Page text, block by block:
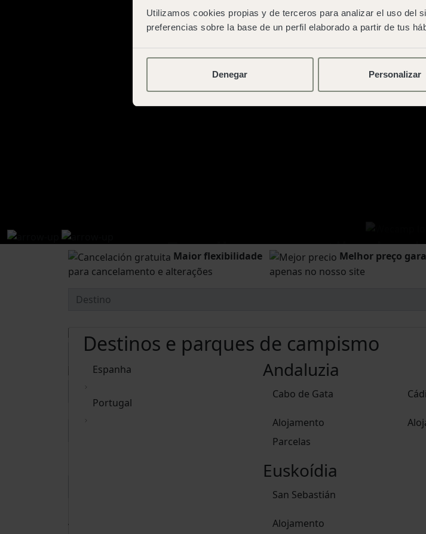
Utilizamos cookies propias y de terceros para analizar el uso del
preferencias sobre la base de un perfil elaborado a partir de tus
Denegar Personalizar
Maior flexibilidade
para cancelamento e alterações
Melhor preço
apenas no nosso site
Destinos e parques de campismo
Espanha
Portugal
Andaluzia
Cabo de Gata
Alojamento
Parcelas
Euskoídia
San Sebastián
Alojamento
Adultos